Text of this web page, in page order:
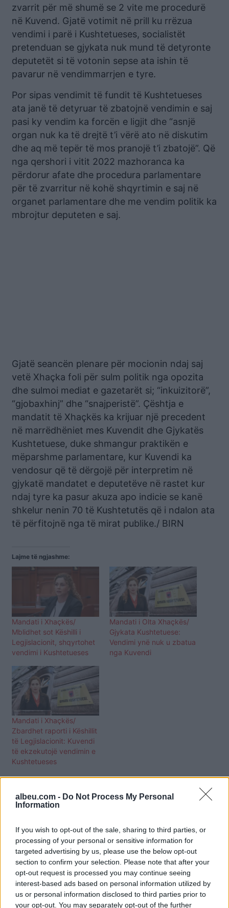
albeu.com - Do Not Process My Personal
Information
If you wish to opt-out of the sale, sharing to third parties, or
processing of your personal or sensitive information for
targeted advertising by us, please use the below opt-out
section to confirm your selection. Please note that after your
opt-out request is processed you may continue seeing
interest-based ads based on personal information utilized by
us or personal information disclosed to third parties prior to
your opt-out. You may separately opt-out of the further
zvarrit për më shumë se 2 vite me procedurë
në Kuvend. Gjatë votimit në prill ku rrëzua
vendimi i parë i Kushtetueses, socialistët
pretenduan se gjykata nuk mund të detyronte
deputetët si të votonin sepse ata ishin të
pavarur në vendimmarrjen e tyre.
Por sipas vendimit të fundit të Kushtetueses
ata janë të detyruar të zbatojnë vendimin e saj
pasi ky vendim ka forcën e ligjit dhe “asnjë
organ nuk ka të drejtë t’i vërë ato në diskutim
dhe aq më tepër të mos pranojë t’i zbatojë”. Që
nga qershori i vitit 2022 mazhoranca ka
përdorur afate dhe procedura parlamentare
për të zvarritur në kohë shqyrtimin e saj në
organet parlamentare dhe me vendim politik ka
mbrojtur deputeten e saj.
Gjatë seancën plenare për mocionin ndaj saj
vetë Xhaçka foli për sulm politik nga opozita
dhe sulmoi mediat e gazetarët si; “inkuizitorë”,
“gjobaxhinj” dhe “snajperistë”. Çështja e
mandatit të Xhaçkës ka krijuar një precedent
në marrëdhëniet mes Kuvendit dhe Gjykatës
Kushtetuese, duke shmangur praktikën e
mëparshme parlamentare, kur Kuvendi ka
vendosur që të dërgojë për interpretim në
gjykatë mandatet e deputetëve në rastet kur
ndaj tyre ka pasur akuza apo indicie se kanë
shkelur nenin 70 të Kushtetutës që i ndalon ata
të përfitojnë nga të mirat publike./ BIRN
Lajme të ngjashme:
Mandati i Xhaçkës/
Mblidhet sot Këshilli i
Legjislacionit, shqyrtohet
vendimi i Kushtetueses
Mandati i Olta Xhaçkës/
Gjykata Kushtetuese:
Vendimi ynë nuk u zbatua
nga Kuvendi
Mandati i Xhaçkës/
Zbardhet raporti i Këshillit
të Legjislacionit: Kuvendi
të ekzekutojë vendimin e
Kushtetueses